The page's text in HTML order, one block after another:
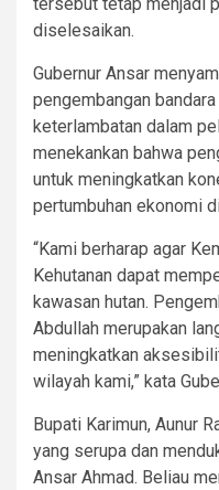
tersebut tetap menjadi
diselesaikan.
Gubernur Ansar
pengembangan
keterlambatan dalam
menekankan bahwa
untuk meningkatkan
pertumbuhan ekonomi
“Kami berharap agar
Kehutanan dapat
kawasan hutan.
Abdullah merupakan
meningkatkan
wilayah kami,” kata
Bupati Karimun, Aunur
yang serupa dan
Ansar Ahmad. Beliau